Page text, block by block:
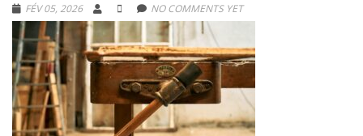
FÉV 05, 2026 NO COMMENTS YET